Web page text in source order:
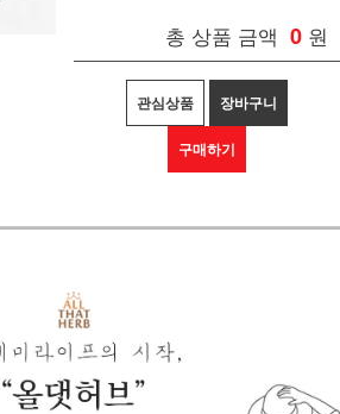
총 상품 금액 0 원
관심상품 장바구니
구매하기